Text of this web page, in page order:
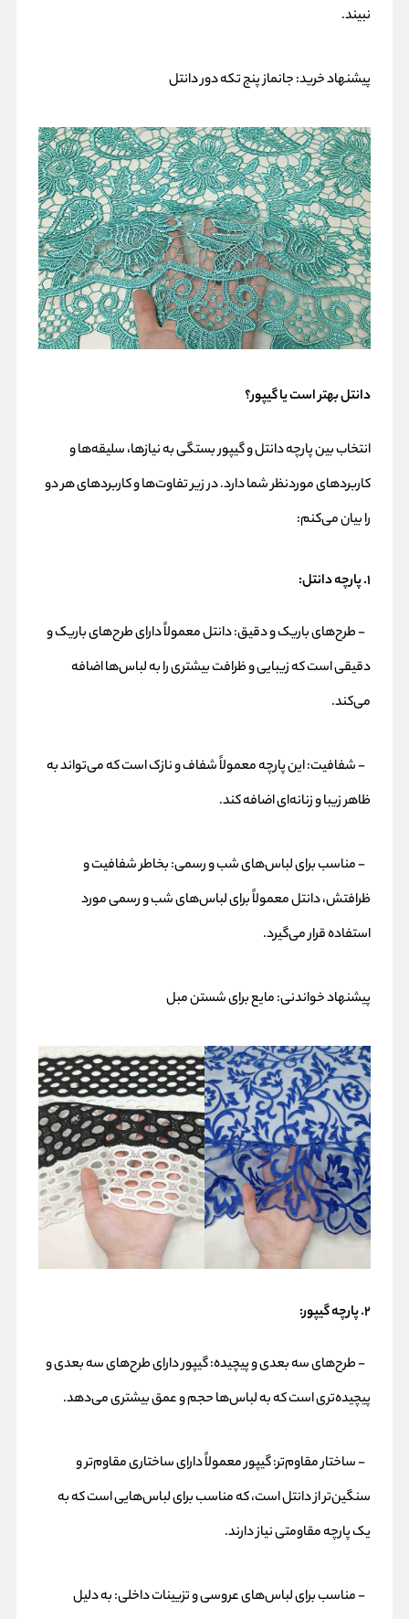
نبیند.
پیشنهاد خرید:جانماز پنج تکه دور دانتل
دانتل بهتر است یا گیپور؟
انتخاب بین پارچه دانتل و گیپور بستگی به نیازها، سلیقه‌ها و
کاربردهای موردنظر شما دارد. در زیر تفاوت‌ها و کاربردهای هر دو
را بیان می‌کنم:
۱. پارچه دانتل:
- طرح‌های باریک و دقیق: دانتل معمولاً دارای طرح‌های باریک و
دقیقی است که زیبایی و ظرافت بیشتری را به لباس‌ها اضافه
می‌کند.
- شفافیت: این پارچه معمولاً شفاف و نازک است که می‌تواند به
ظاهر زیبا و زنانه‌ای اضافه کند.
- مناسب برای لباس‌های شب و رسمی: بخاطر شفافیت و
ظرافتش، دانتل معمولاً برای لباس‌های شب و رسمی مورد
استفاده قرار می‌گیرد.
پیشنهاد خواندنی:مایع برای شستن مبل
۲. پارچه گیپور:
- طرح‌های سه بعدی و پیچیده: گیپور دارای طرح‌های سه بعدی و
پیچیده‌تری است که به لباس‌ها حجم و عمق بیشتری می‌دهد.
- ساختار مقاوم‌تر: گیپور معمولاً دارای ساختاری مقاوم‌تر و
سنگین‌تر از دانتل است، که مناسب برای لباس‌هایی است که به
یک پارچه مقاومتی نیاز دارند.
- مناسب برای لباس‌های عروسی و تزیینات داخلی: به دلیل